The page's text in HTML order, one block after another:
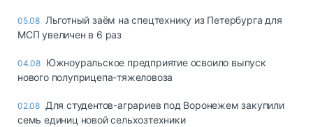
05.08 Льготный заём на спецтехнику из Петербурга для
МСП увеличен в 6 раз
04.08 Южноуральское предприятие освоило выпуск
нового полуприцепа-тяжеловоза
02.08 Для студентов-аграриев под Воронежем закупили
семь единиц новой сельхозтехники